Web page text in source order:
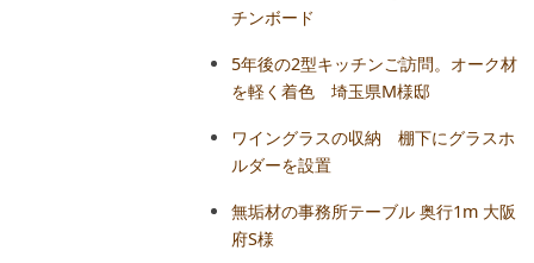
チンボード
5年後の2型キッチンご訪問。オーク材
を軽く着色 埼玉県M様邸
ワイングラスの収納 棚下にグラスホ
ルダーを設置
無垢材の事務所テーブル 奥行1m 大阪
府S様